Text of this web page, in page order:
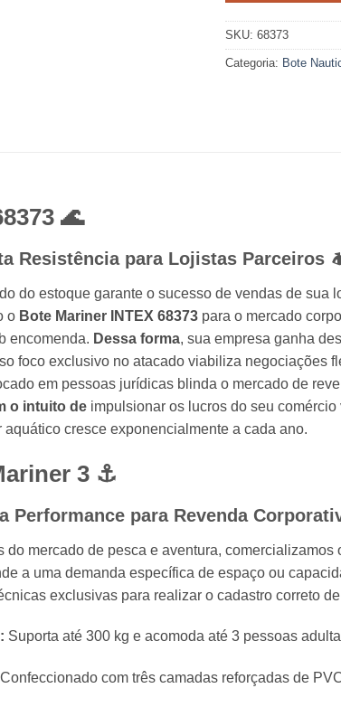
SKU: 68373
Categoria: Bote
🌊
Resistência para Lojistas Parceiros
do estoque garante o sucesso de vendas de sua
o Bote Mariner INTEX 68373 para o mercado
encomenda. Dessa forma, sua empresa ganha
foco exclusivo no atacado viabiliza negociações
em pessoas jurídicas blinda o mercado de
o intuito de impulsionar os lucros do seu
aquático cresce exponencialmente a cada ano.
3 ⚓
Performance para Revenda
do mercado de pesca e aventura, comercializamos
a uma demanda específica de espaço ou
exclusivas para realizar o cadastro correto
Suporta até 300 kg e acomoda até 3 pessoas
Confeccionado com três camadas reforçadas de